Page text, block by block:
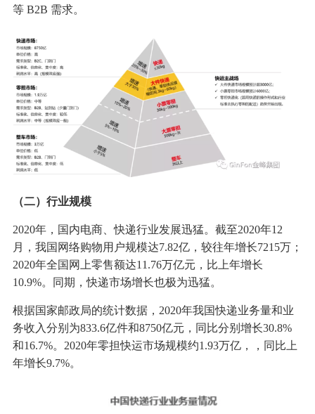
等 B2B 需求。
（二）行业规模
2020年，国内电商、快递行业发展迅猛。截至2020年12
月，我国网络购物用户规模达7.82亿，较往年增长7215万；
2020年全国网上零售额达11.76万亿元，比上年增长
10.9%。同期，快递市场增长也极为迅猛。
根据国家邮政局的统计数据，2020年我国快递业务量和业
务收入分别为833.6亿件和8750亿元，同比分别增长30.8%
和16.7%。2020年零担快运市场规模约1.93万亿，，同比上
年增长9.7%。